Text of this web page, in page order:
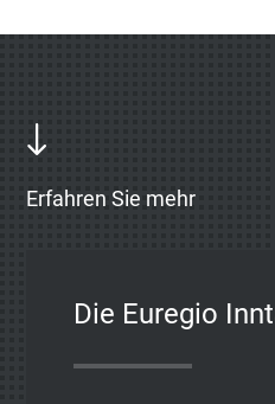
"
Erfahren Sie mehr
Die Euregio